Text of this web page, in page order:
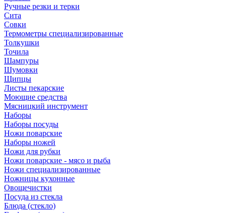
Ручные резки и терки
Сита
Совки
Термометры специализированные
Толкушки
Точила
Шампуры
Шумовки
Щипцы
Листы пекарские
Моющие средства
Мясницкий инструмент
Наборы
Наборы посуды
Ножи поварские
Наборы ножей
Ножи для рубки
Ножи поварские - мясо и рыба
Ножи специализированные
Ножницы кухонные
Овощечистки
Посуда из стекла
Блюда (стекло)